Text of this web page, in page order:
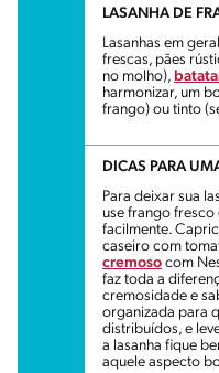
LASANHA DE
Lasanhas em
frescas, pães
no molho),
harmonizar, um
frango) ou tinto
DICAS PARA
Para deixar sua
use frango
facilmente.
caseiro com
cremoso com
faz toda a
cremosidade e
organizada para
distribuídos, e
a lasanha fique
aquele aspecto